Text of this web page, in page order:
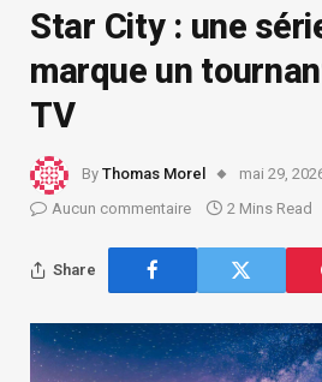
Star City : une
marque un
TV
By Thomas Morel
mai 29,
Aucun commentaire
2 Mins Read
Share